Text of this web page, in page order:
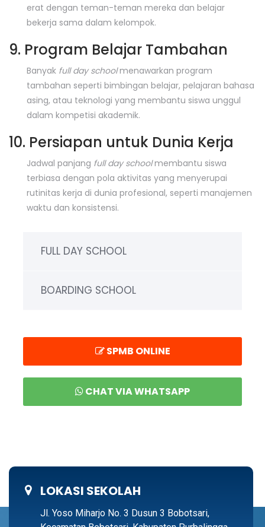
erat dengan teman-teman mereka dan belajar
bekerja sama dalam kelompok.
9. Program Belajar Tambahan
Banyak full day schoolmenawarkan program
tambahan seperti bimbingan belajar, pelajaran bahasa
asing, atau teknologi yang membantu siswa unggul
dalam kompetisi akademik.
10. Persiapan untuk Dunia Kerja
Jadwal panjang full day schoolmembantu siswa
terbiasa dengan pola aktivitas yang menyerupai
rutinitas kerja di dunia profesional, seperti manajemen
waktu dan konsistensi.
FULL DAY SCHOOL
BOARDING SCHOOL
SPMB ONLINE
CHAT VIA WHATSAPP
LOKASI SEKOLAH
Jl. Yoso Miharjo No. 3 Dusun 3 Bobotsari,